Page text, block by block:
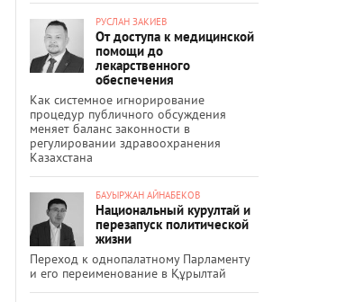
РУСЛАН ЗАКИЕВ
От доступа к медицинской
помощи до
лекарственного
обеспечения
Как системное игнорирование
процедур публичного обсуждения
меняет баланс законности в
регулировании здравоохранения
Казахстана
БАУЫРЖАН АЙНАБЕКОВ
Национальный курултай и
перезапуск политической
жизни
Переход к однопалатному Парламенту
и его переименование в Құрылтай